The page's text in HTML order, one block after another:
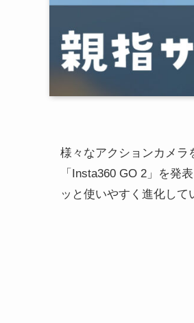
様々なアクションカメラ
「Insta360 GO 2」を発
ッと使いやすく進化して